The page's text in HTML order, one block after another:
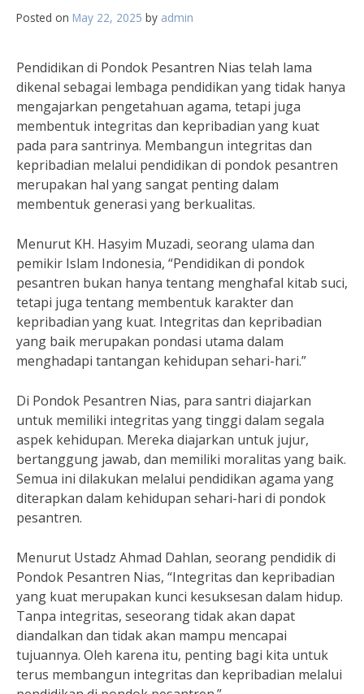
Posted on May 22, 2025 by admin
Pendidikan di Pondok Pesantren Nias telah lama
dikenal sebagai lembaga pendidikan yang tidak hanya
mengajarkan pengetahuan agama, tetapi juga
membentuk integritas dan kepribadian yang kuat
pada para santrinya. Membangun integritas dan
kepribadian melalui pendidikan di pondok pesantren
merupakan hal yang sangat penting dalam
membentuk generasi yang berkualitas.
Menurut KH. Hasyim Muzadi, seorang ulama dan
pemikir Islam Indonesia, “Pendidikan di pondok
pesantren bukan hanya tentang menghafal kitab suci,
tetapi juga tentang membentuk karakter dan
kepribadian yang kuat. Integritas dan kepribadian
yang baik merupakan pondasi utama dalam
menghadapi tantangan kehidupan sehari-hari.”
Di Pondok Pesantren Nias, para santri diajarkan
untuk memiliki integritas yang tinggi dalam segala
aspek kehidupan. Mereka diajarkan untuk jujur,
bertanggung jawab, dan memiliki moralitas yang baik.
Semua ini dilakukan melalui pendidikan agama yang
diterapkan dalam kehidupan sehari-hari di pondok
pesantren.
Menurut Ustadz Ahmad Dahlan, seorang pendidik di
Pondok Pesantren Nias, “Integritas dan kepribadian
yang kuat merupakan kunci kesuksesan dalam hidup.
Tanpa integritas, seseorang tidak akan dapat
diandalkan dan tidak akan mampu mencapai
tujuannya. Oleh karena itu, penting bagi kita untuk
terus membangun integritas dan kepribadian melalui